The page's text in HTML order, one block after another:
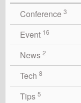
Conference 3
Event 16
News 2
Tech 8
Tips 5